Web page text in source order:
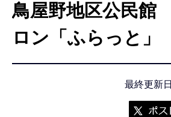
鳥屋野地区公民
ロン「ふらっと」
最終更新